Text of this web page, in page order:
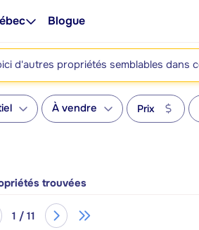
Blogue
d'autres propriétés semblables dans
À vendre Prix
trouvées
1 / 11